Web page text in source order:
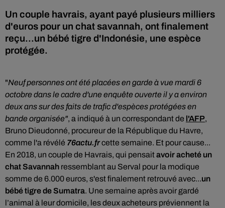
Un couple havrais, ayant payé plusieurs milliers
d'euros pour un chat savannah, ont finalement
reçu...un bébé tigre d'Indonésie, une espèce
protégée.
"Neuf personnes ont été placées en garde à vue mardi 6
octobre dans le cadre d'une enquête ouverte il y a environ
deux ans sur des faits de trafic d'espèces protégées en
bande organisée", a indiqué à un correspondant de l'AFP,
Bruno Dieudonné, procureur de la République du Havre,
comme l'a révélé 76actu.frcette semaine. Et pour cause...
En 2018, un couple de Havrais, qui pensaitavoir acheté un
chat Savannah ressemblant au Serval pour la modique
somme de 6.000 euros, s'est finalement retrouvé avec...un
bébé tigre de Sumatra. Une semaine après avoir gardé
l’animal à leur domicile, les deux acheteurs préviennent la